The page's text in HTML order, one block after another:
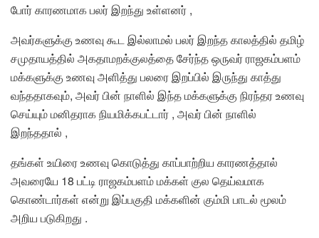
போர் காரணமாக பலர் இறந்து உள்ளனர் ,
அவர்களுக்கு உணவு கூட இல்லாமல் பலர் இறந்த காலத்தில் தமிழ்
சமுதாயத்தில் அகதாமறக்குலத்தை சேர்ந்த ஒருவர் ராஜகம்பளம்
மக்களுக்கு உணவு அளித்து பலரை இறப்பில் இருந்து காத்து
வந்ததாகவும், அவர் பின் நாளில் இந்த மக்களுக்கு நிரந்தர உணவு
செய்யும் மனிதராக நியமிக்கபட்டார் , அவர் பின் நாளில்
இறந்ததால் ,
தங்கள் உயிரை உணவு கொடுத்து காப்பாற்றிய காரணத்தால்
அவரையே 18 பட்டி ராஜகம்பளம் மக்கள் குல தெய்வமாக
கொண்டார்கள் என்று இப்பகுதி மக்களின் கும்மி பாடல் மூலம்
அறிய படுகிறது .